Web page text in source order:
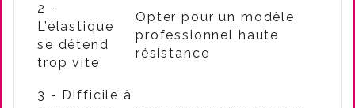
2 -
L’élastique
se détend
trop vite
Opter pour un modèle
professionnel haute
résistance
3 - Difficile à